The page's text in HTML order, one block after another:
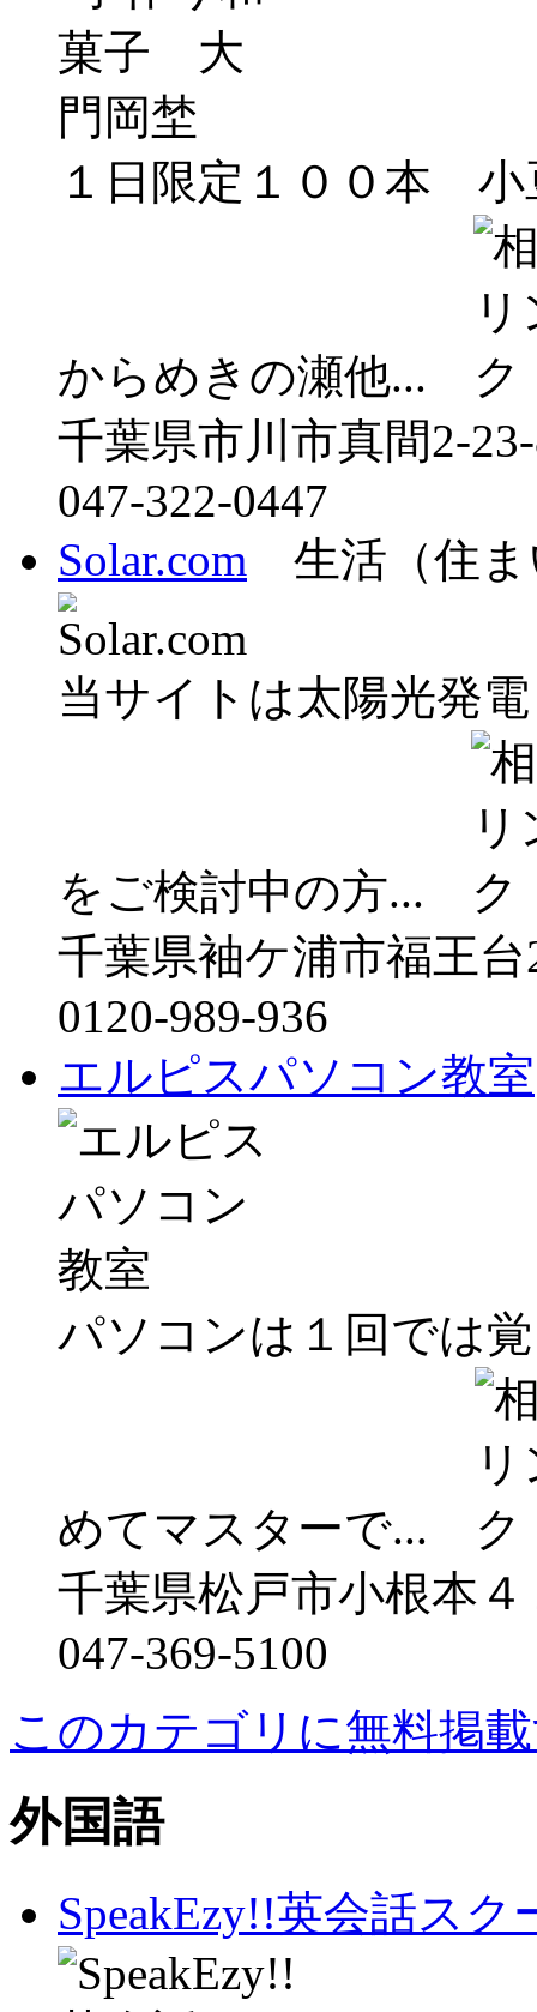
１日限定１００本
からめきの瀬他...
千葉県市川市真間2-
047-322-0447
Solar.com 生活（住ま
当サイトは太陽光発
をご検討中の方...
千葉県袖ケ浦市福王
0120-989-936
エルピスパソコン教室
パソコンは１回では
めてマスターで...
千葉県松戸市小根本
047-369-5100
このカテゴリに無料掲
外国語
SpeakEzy!!英会話スク